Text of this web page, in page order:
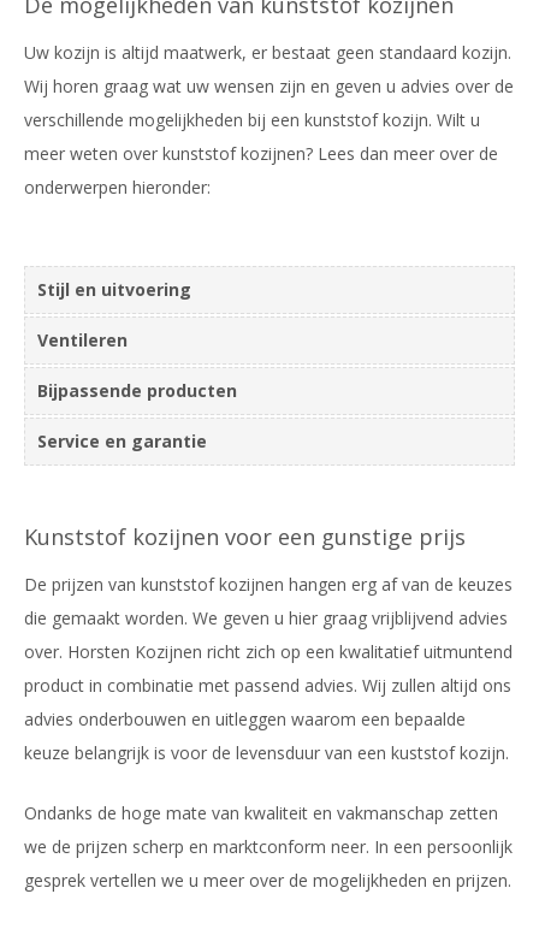
Uw kozijn is altijd maatwerk, er bestaat geen standaard kozijn.
Wij horen graag wat uw wensen zijn en geven u advies over de
verschillende mogelijkheden bij een kunststof kozijn. Wilt u
meer weten over kunststof kozijnen? Lees dan meer over de
onderwerpen hieronder:
Stijl en uitvoering
Ventileren
Bijpassende producten
Service en garantie
Kunststof kozijnen voor een gunstige prijs
De prijzen van kunststof kozijnen hangen erg af van de keuzes
die gemaakt worden. We geven u hier graag vrijblijvend advies
over. Horsten Kozijnen richt zich op een kwalitatief uitmuntend
product in combinatie met passend advies. Wij zullen altijd ons
advies onderbouwen en uitleggen waarom een bepaalde
keuze belangrijk is voor de levensduur van een kuststof kozijn.
Ondanks de hoge mate van kwaliteit en vakmanschap zetten
we de prijzen scherp en marktconform neer. In een persoonlijk
gesprek vertellen we u meer over de mogelijkheden en prijzen.